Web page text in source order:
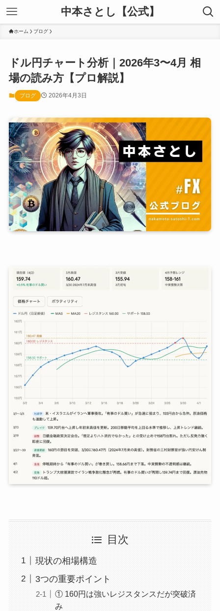
中本さとし【公式】
ホーム ブログ
ドル円チャート分析｜2026年3〜4月 相
場の読み方【プロ解説】
ブログ 2026年4月3日
目次
現状の相場構造
3つの重要ポイント
① 160円は強いレジスタンスだが突破済
み